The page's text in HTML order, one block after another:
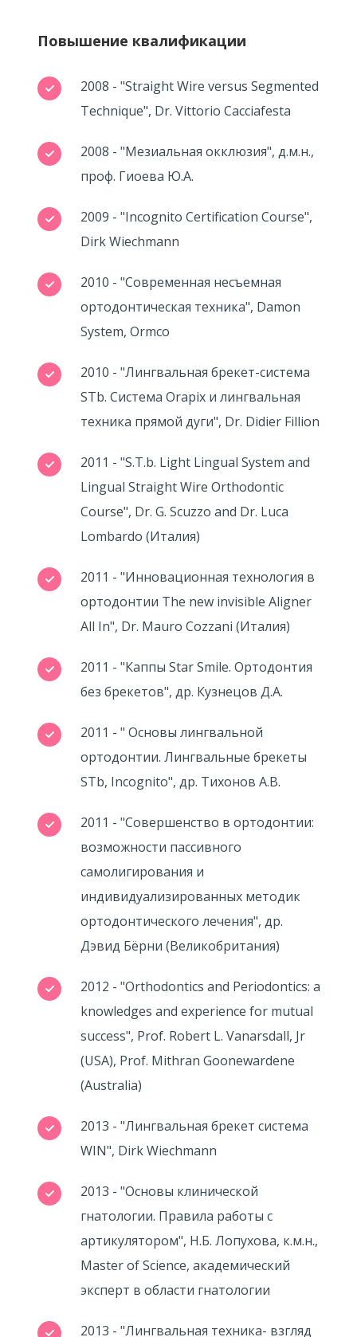
Повышение квалификации
2008 - "Straight Wire versus Segmented
Technique", Dr. Vittorio Cacciafesta
2008 - "Мезиальная окклюзия", д.м.н.,
проф. Гиоева Ю.А.
2009 - "Incognito Certification Course",
Dirk Wiechmann
2010 - "Современная несъемная
ортодонтическая техника", Damon
System, Ormco
2010 - "Лингвальная брекет-система
STb. Система Orapix и лингвальная
техника прямой дуги", Dr. Didier Fillion
2011 - "S.T.b. Light Lingual System and
Lingual Straight Wire Orthodontic
Course", Dr. G. Scuzzo and Dr. Luca
Lombardo (Италия)
2011 - "Инновационная технология в
ортодонтии The new invisible Aligner
All In", Dr. Mauro Cozzani (Италия)
2011 - "Каппы Star Smile. Ортодонтия
без брекетов", др. Кузнецов Д.А.
2011 - " Основы лингвальной
ортодонтии. Лингвальные брекеты
STb, Incognito", др. Тихонов А.В.
2011 - "Совершенство в ортодонтии:
возможности пассивного
самолигирования и
индивидуализированных методик
ортодонтического лечения", др.
Дэвид Бёрни (Великобритания)
2012 - "Orthodontics and Periodontics: a
knowledges and experience for mutual
success", Prof. Robert L. Vanarsdall, Jr
(USA), Prof. Mithran Goonewardene
(Australia)
2013 - "Лингвальная брекет система
WIN", Dirk Wiechmann
2013 - "Основы клинической
гнатологии. Правила работы с
артикулятором", Н.Б. Лопухова, к.м.н.,
Master of Science, академический
эксперт в области гнатологии
2013 - "Лингвальная техника- взгляд